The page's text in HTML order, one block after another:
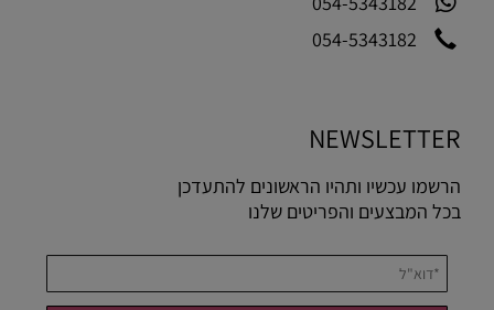
054-5343182
NEWSLETTER
הרשמו עכשיו ותהיו הראשונים להתעדכן
בכל המבצעים והפריטים שלנו